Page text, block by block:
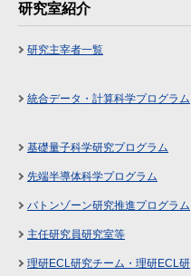
研究室紹介
研究主宰者一覧
統合データ・計算科学プログラム
基礎量子科学研究プログラム
先端半導体科学プログラム
バトンゾーン研究推進プログラム
主任研究員研究室等
理研ECL研究チーム・理研ECL研